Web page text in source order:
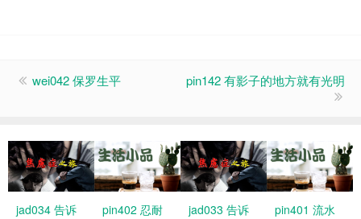
wei042 保罗生平 pin142 有影子的地方就有光明
jad034 告诉
pin402 忍耐
jad033 告诉
pin401 流水